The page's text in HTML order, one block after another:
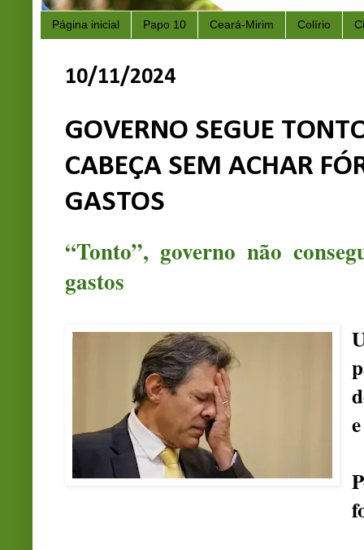
Página inicial Papo 10 Ceará-Mirim Colírio
10/11/2024
GOVERNO SEGUE
CABEÇA SEM ACHAR
GASTOS
“Tonto”, governo não
gastos